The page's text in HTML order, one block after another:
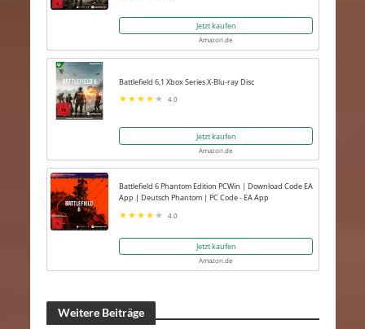
Jetzt kaufen
Amazon.de
Battlefield 6,1 Xbox Series X-Blu-ray Disc
4.0
Jetzt kaufen
Amazon.de
Battlefield 6 Phantom Edition PCWin | Download Code EA
App | Deutsch Phantom | PC Code - EA App
4.0
Jetzt kaufen
Amazon.de
Weitere Beiträge